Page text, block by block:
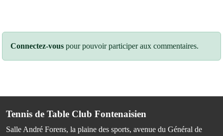
Connectez-vous pour pouvoir participer aux commentaires.
Tennis de Table Club Fontenaisien
Salle André Forens, la plaine des sports, avenue du Général de